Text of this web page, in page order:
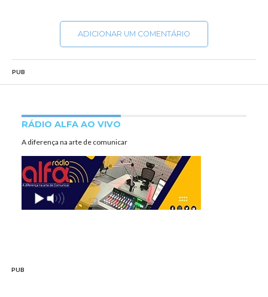
ADICIONAR UM COMENTÁRIO
PUB
RÁDIO ALFA AO VIVO
A diferença na arte de comunicar
PUB